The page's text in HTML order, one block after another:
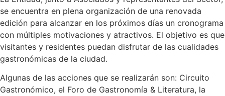
se encuentra en plena organización de una renovada
edición para alcanzar en los próximos días un cronograma
con múltiples motivaciones y atractivos. El objetivo es que
visitantes y residentes puedan disfrutar de las cualidades
gastronómicas de la ciudad.
Algunas de las acciones que se realizarán son: Circuito
Gastronómico, el Foro de Gastronomía & Literatura, la